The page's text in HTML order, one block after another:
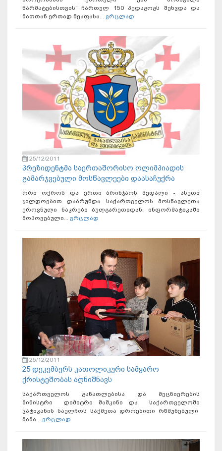
წარმატებისთვის” ჩართულ 150 პედაგოგს შეხვდა და
მათთან ერთად შეაფასა... ვრცლად
25/12/2011
პრეზიდენტმა საერთაშორისო ოლიმპიადის
გამარჯვებული მოსწავლეები დაასაჩუქრა
ორი ოქროს და ერთი ბრინჯაოს მედალი - ასეთი
ჯილდოებით დაბრუნდა საქართველოს მოსწავლეთა
ეროვნული ნაკრები ბულგარეთიდან. ინფორმატიკაში
მოპოვებული... ვრცლად
25/12/2011
25 დეკემბერს კათოლიკური სამყარო
ქრისტეშობას აღნიშნავს
საქართველოს განათლებისა და მეცნიერების
მინისტრი დიმიტრი შაშკინი და საქართველოში
ვატიკანის საელჩოს საქმეთა დროებითი რწმუნებული
მამა... ვრცლად